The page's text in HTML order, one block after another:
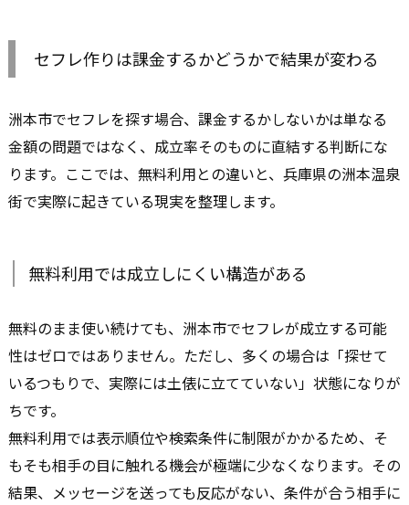
セフレ作りは課金するかどうかで結果が変わる
洲本市でセフレを探す場合、課金するかしないかは単なる
金額の問題ではなく、成立率そのものに直結する判断にな
ります。ここでは、無料利用との違いと、兵庫県の洲本温泉
街で実際に起きている現実を整理します。
無料利用では成立しにくい構造がある
無料のまま使い続けても、洲本市でセフレが成立する可能
性はゼロではありません。ただし、多くの場合は「探せて
いるつもりで、実際には土俵に立てていない」状態になりが
ちです。
無料利用では表示順位や検索条件に制限がかかるため、そ
もそも相手の目に触れる機会が極端に少なくなります。その
結果、メッセージを送っても反応がない、条件が合う相手に